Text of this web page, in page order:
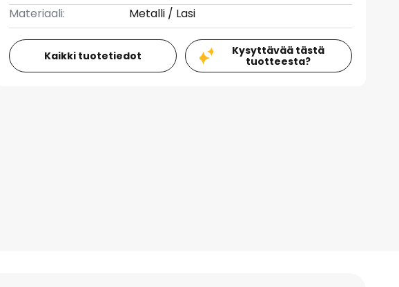
Materiaali:
Metalli / Lasi
Kaikki tuotetiedot
Kysyttävää tästä
tuotteesta?